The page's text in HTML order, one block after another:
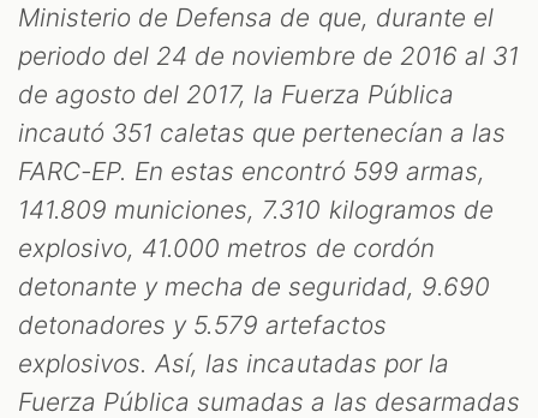
Ministerio de Defensa de que, durante el
periodo del 24 de noviembre de 2016 al 31
de agosto del 2017, la Fuerza Pública
incautó 351 caletas que pertenecían a las
FARC-EP. En estas encontró 599 armas,
141.809 municiones, 7.310 kilogramos de
explosivo, 41.000 metros de cordón
detonante y mecha de seguridad, 9.690
detonadores y 5.579 artefactos
explosivos. Así, las incautadas por la
Fuerza Pública sumadas a las desarmadas